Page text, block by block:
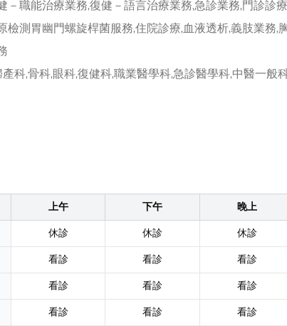
－職能治療業務,復健－語言治療業務,急診業務,門診診
測胃幽門螺旋桿菌服務,住院診療,血液透析,義肢業務,
科,骨科,眼科,復健科,職業醫學科,急診醫學科,中醫一般
上午 下午
晚上
休診 休診
休診
看診 看診
看診
看診 看診
看診
看診 看診
看診